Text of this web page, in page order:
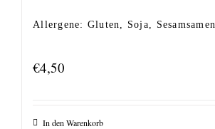
Allergene: Gluten, Soja, Sesamsamen
€4,50
In den Warenkorb